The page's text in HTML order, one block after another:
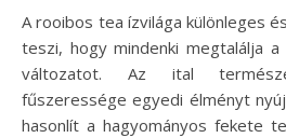
A rooibos tea ízvilága különleges
teszi, hogy mindenki megtalálja
változatot. Az ital
fűszeressége egyedi élményt
hasonlít a hagyományos fekete